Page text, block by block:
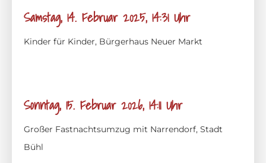
Samstag, 14. Februar 2025, 14:31 Uhr
Kinder für Kinder, Bürgerhaus Neuer Markt
Sonntag, 15. Februar 2026, 14:11 Uhr
Großer Fastnachtsumzug mit Narrendorf, Stadt
Bühl